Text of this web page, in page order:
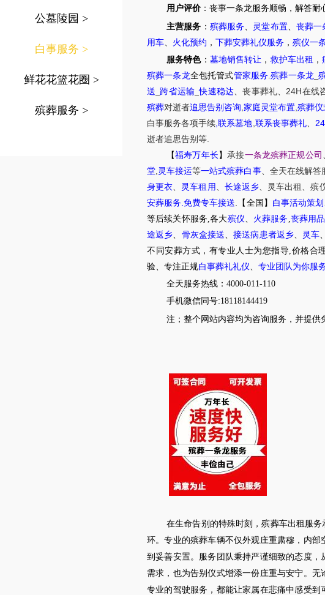
公墓陵园 >
白事服务 >
鲜花花篮花圈 >
殡葬服务 >
用户评价：丧事一条龙服务顺畅，解答耐
主营服务 ： 殡葬服务 灵堂布置、 丧葬一
用车
火化预约 ， 下葬安葬礼仪服务 ， 殡仪一
服务特色： 墓地销售转让 ， 救护车出租 ，
殡葬一条龙全包托管式管家服务 .殡葬一条龙 _
送 _跨省运输 _快速稳达 、丧事葬礼 24H在线
殡葬对逝者追思告别咨询 家庭灵堂布置 殡葬仪
白事服务各项手续 ,联系墓地 联系丧事葬礼、
逝者追思告别等
【福寿万年长 】承接一条龙殡葬正规公司
堂 灵车接运等一站式殡葬白事、 全天在线解答
身更衣
灵车租用 长途返乡 灵车出租 、殡
安葬服务 .免费专车接送 【全国】 白事活动策划
等后续关怀服务,各大殡仪 火葬服务 丧葬用
途返乡
骨灰盒接送 、接送病患者返乡 灵车
不同安葬方式，有专业人士为您指导,价格合
验、专注正规白事葬礼礼仪 专业团队为你服
全天服务热线：4000-011-110
手机微信同号:18118144419
注；整个网站内容均为咨询服务，并提供
在生命告别的特殊时刻，殡葬车出租服
环。专业的殡葬车辆不仅外观庄重肃穆，内
到妥善安置。服务团队秉持严谨细致的态度
需求，也为告别仪式增添一份庄重与安宁。
专业的驾驶服务，都能让家属在悲痛中感受